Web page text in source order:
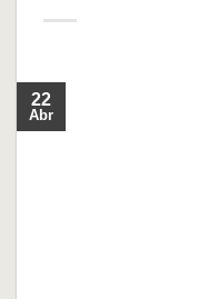
22
Abr